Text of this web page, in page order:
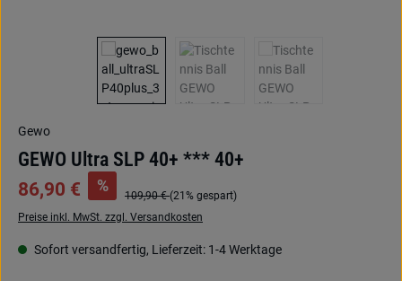
Gewo
GEWO Ultra SLP 40+ *** 40+
86,90 € %
109,90 €(21% gespart)
Preise inkl. MwSt. zzgl. Versandkosten
Sofort versandfertig, Lieferzeit: 1-4 Werktage